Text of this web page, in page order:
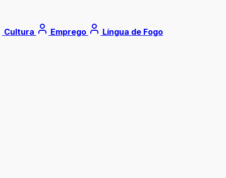
Cultura Emprego Língua de Fogo